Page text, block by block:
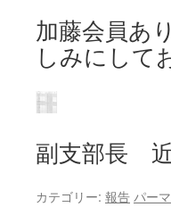
加藤会員あ
しみにして
副支部長
カテゴリー: 報告パー